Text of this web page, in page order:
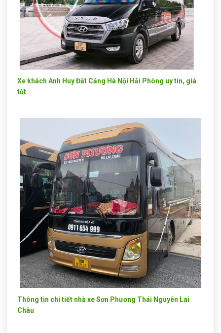
Xe khách Anh Huy Đất Cảng Hà Nội Hải Phòng uy tín, giá
tốt
Thông tin chi tiết nhà xe Sơn Phương Thái Nguyên Lai
Châu